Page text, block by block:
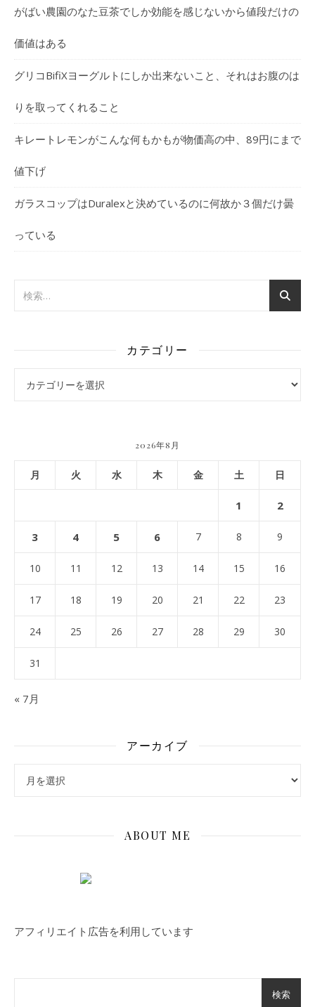
がばい農園のなた豆茶でしか効能を感じないから値段だけの
価値はある
グリコBifiXヨーグルトにしか出来ないこと、それはお腹のは
りを取ってくれること
キレートレモンがこんな何もかもが物価高の中、89円にまで
値下げ
ガラスコップはDuralexと決めているのに何故か３個だけ曇
っている
カテゴリー
2026年8月
月 火 水 木 金 土 日
1 2
3 4 5 6 7 8 9
10 11 12 13 14 15 16
17 18 19 20 21 22 23
24 25 26 27 28 29 30
31
« 7月
アーカイブ
ABOUT ME
アフィリエイト広告を利用しています
検索